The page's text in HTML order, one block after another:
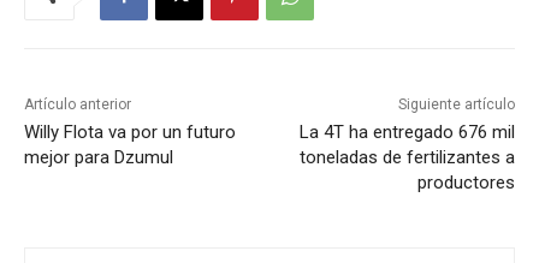
Artículo anterior
Willy Flota va por un futuro
mejor para Dzumul
Siguiente artículo
La 4T ha entregado 676 mil
toneladas de fertilizantes a
productores